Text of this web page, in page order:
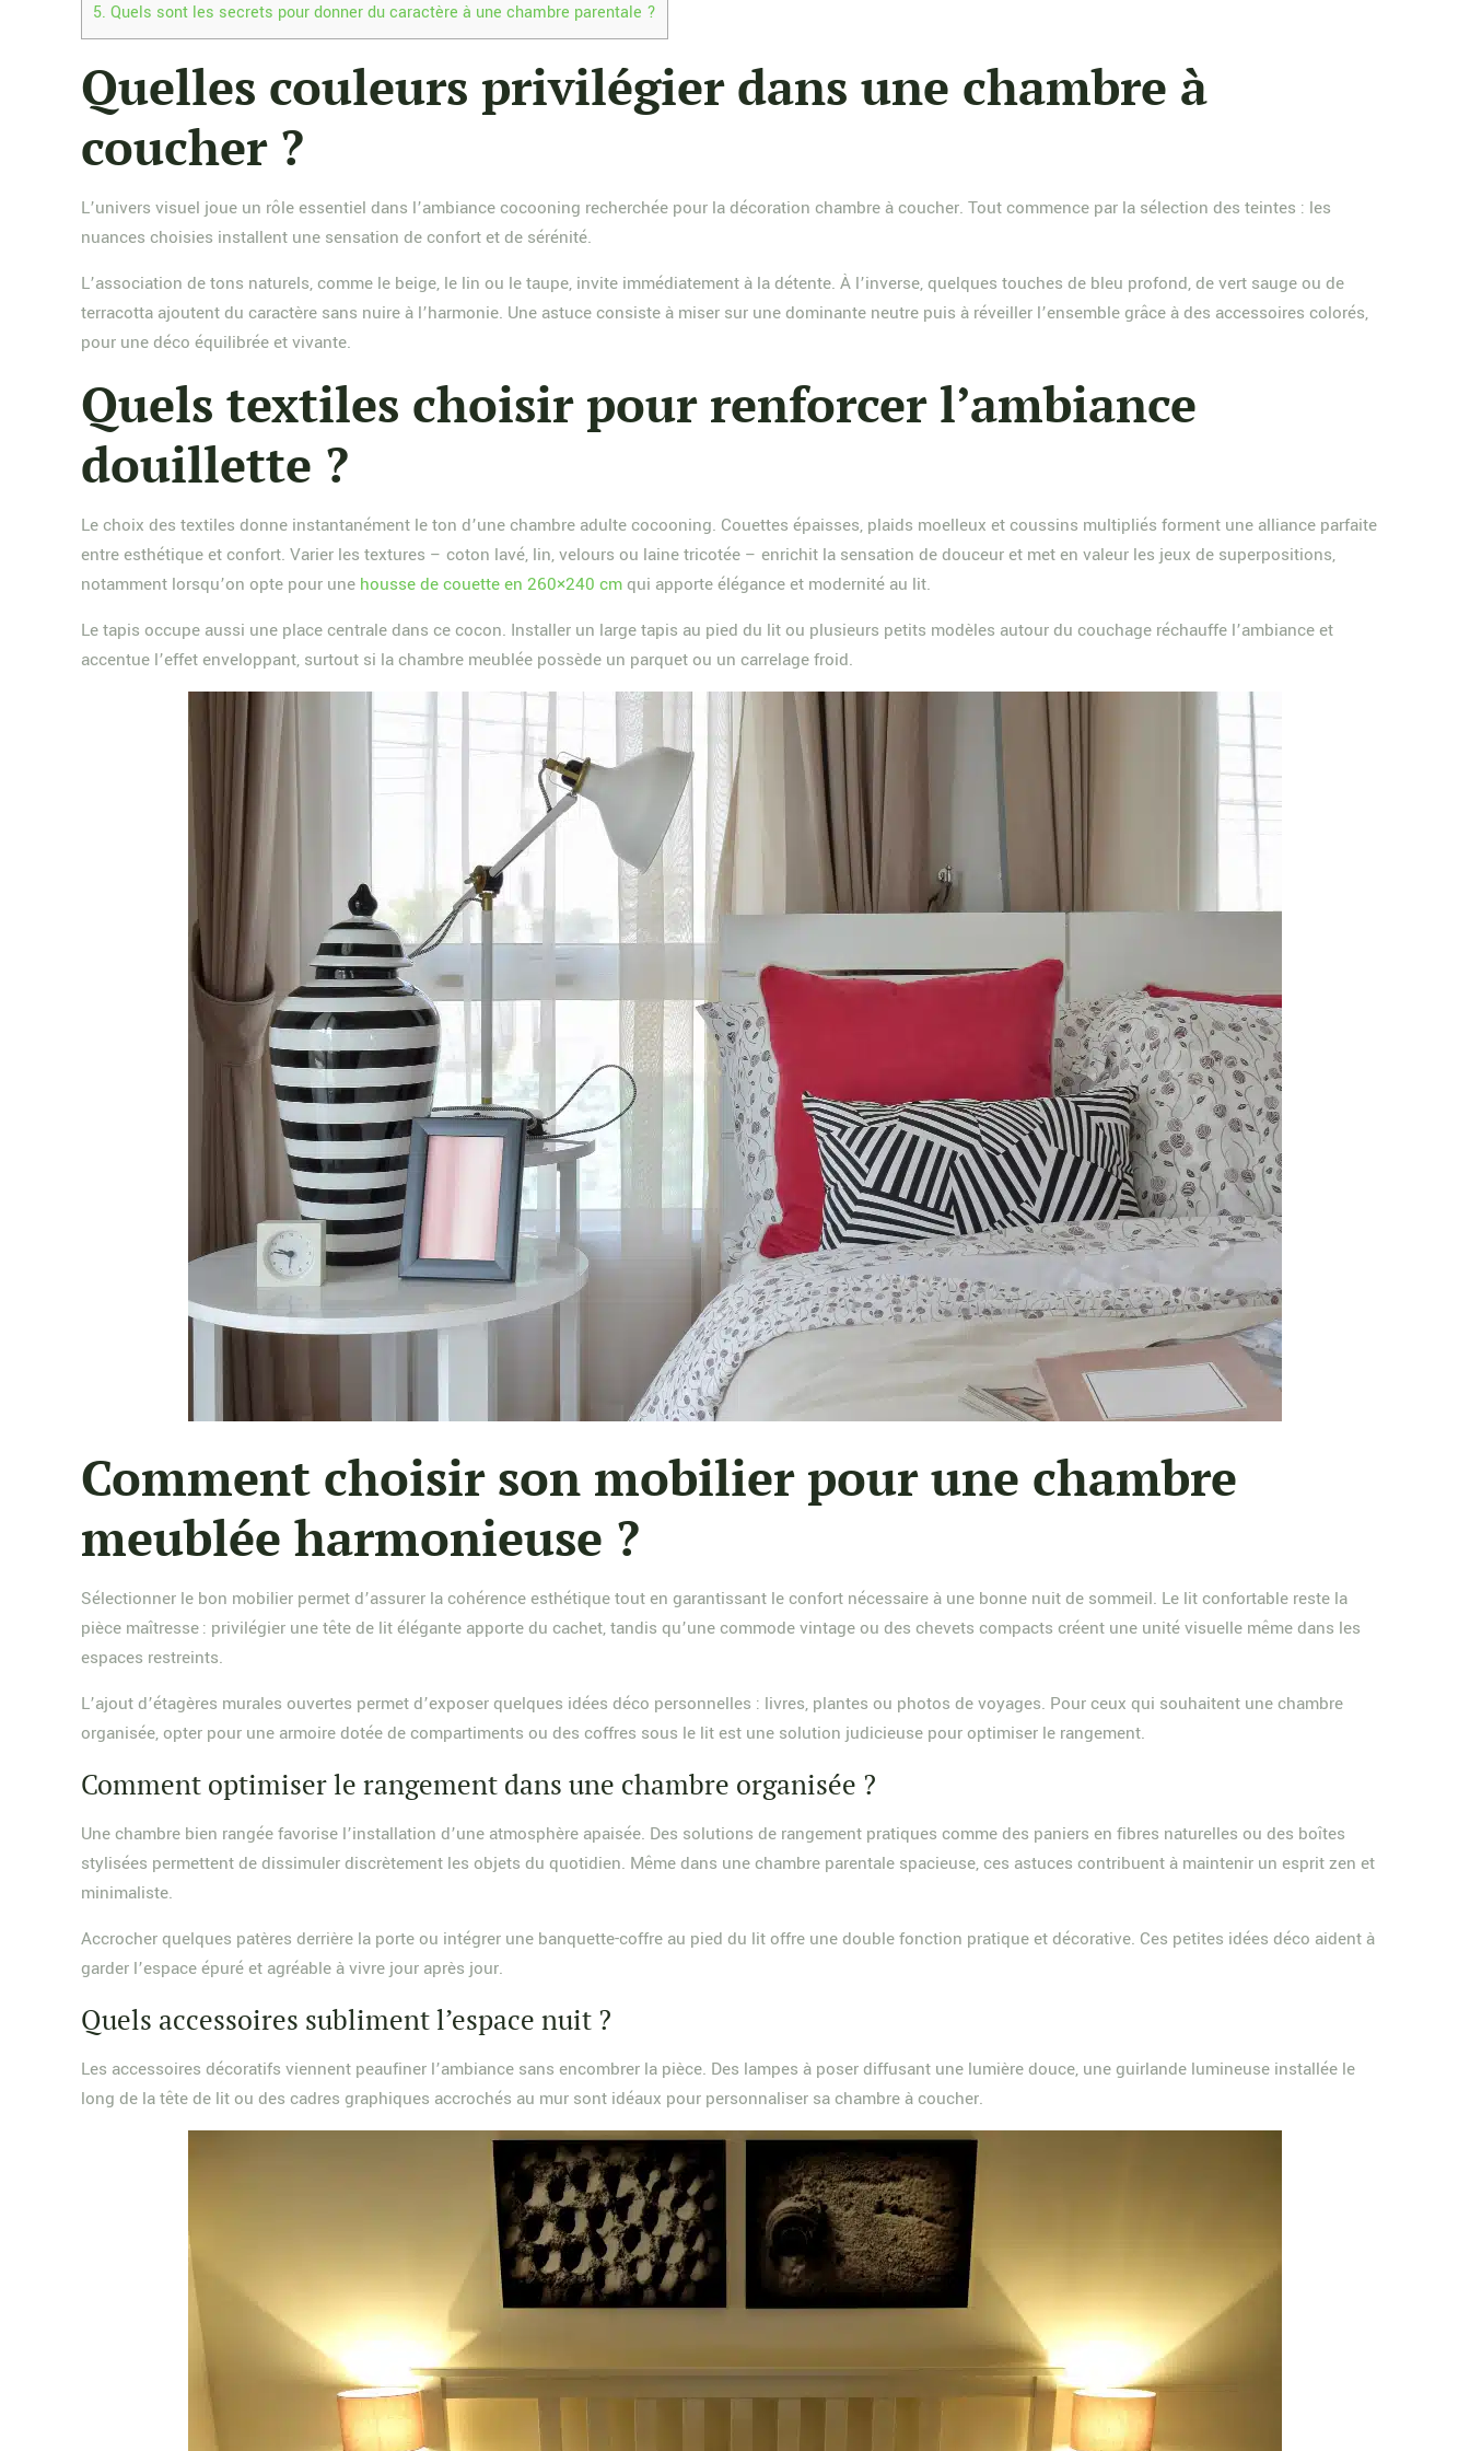
5. Quels sont les secrets pour donner du caractère à une chambre parentale ?
Quelles couleurs privilégier dans une chambre à
coucher ?
L’univers visuel joue un rôle essentiel dans l’ambiance cocooning recherchée pour la décoration chambre à coucher. Tout commence par la sélection des teintes : les
nuances choisies installent une sensation de confort et de sérénité.
L’association de tons naturels, comme le beige, le lin ou le taupe, invite immédiatement à la détente. À l’inverse, quelques touches de bleu profond, de vert sauge ou de
terracotta ajoutent du caractère sans nuire à l’harmonie. Une astuce consiste à miser sur une dominante neutre puis à réveiller l’ensemble grâce à des accessoires colorés,
pour une déco équilibrée et vivante.
Quels textiles choisir pour renforcer l’ambiance
douillette ?
Le choix des textiles donne instantanément le ton d’une chambre adulte cocooning. Couettes épaisses, plaids moelleux et coussins multipliés forment une alliance parfaite
entre esthétique et confort. Varier les textures – coton lavé, lin, velours ou laine tricotée – enrichit la sensation de douceur et met en valeur les jeux de superpositions,
notamment lorsqu’on opte pour une housse de couette en 260×240 cmqui apporte élégance et modernité au lit.
Le tapis occupe aussi une place centrale dans ce cocon. Installer un large tapis au pied du lit ou plusieurs petits modèles autour du couchage réchauffe l’ambiance et
accentue l’effet enveloppant, surtout si la chambre meublée possède un parquet ou un carrelage froid.
Comment choisir son mobilier pour une chambre
meublée harmonieuse ?
Sélectionner le bon mobilier permet d’assurer la cohérence esthétique tout en garantissant le confort nécessaire à une bonne nuit de sommeil. Le lit confortable reste la
pièce maîtresse : privilégier une tête de lit élégante apporte du cachet, tandis qu’une commode vintage ou des chevets compacts créent une unité visuelle même dans les
espaces restreints.
L’ajout d’étagères murales ouvertes permet d’exposer quelques idées déco personnelles : livres, plantes ou photos de voyages. Pour ceux qui souhaitent une chambre
organisée, opter pour une armoire dotée de compartiments ou des coffres sous le lit est une solution judicieuse pour optimiser le rangement.
Comment optimiser le rangement dans une chambre organisée ?
Une chambre bien rangée favorise l’installation d’une atmosphère apaisée. Des solutions de rangement pratiques comme des paniers en fibres naturelles ou des boîtes
stylisées permettent de dissimuler discrètement les objets du quotidien. Même dans une chambre parentale spacieuse, ces astuces contribuent à maintenir un esprit zen et
minimaliste.
Accrocher quelques patères derrière la porte ou intégrer une banquette-coffre au pied du lit offre une double fonction pratique et décorative. Ces petites idées déco aident à
garder l’espace épuré et agréable à vivre jour après jour.
Quels accessoires subliment l’espace nuit ?
Les accessoires décoratifs viennent peaufiner l’ambiance sans encombrer la pièce. Des lampes à poser diffusant une lumière douce, une guirlande lumineuse installée le
long de la tête de lit ou des cadres graphiques accrochés au mur sont idéaux pour personnaliser sa chambre à coucher.